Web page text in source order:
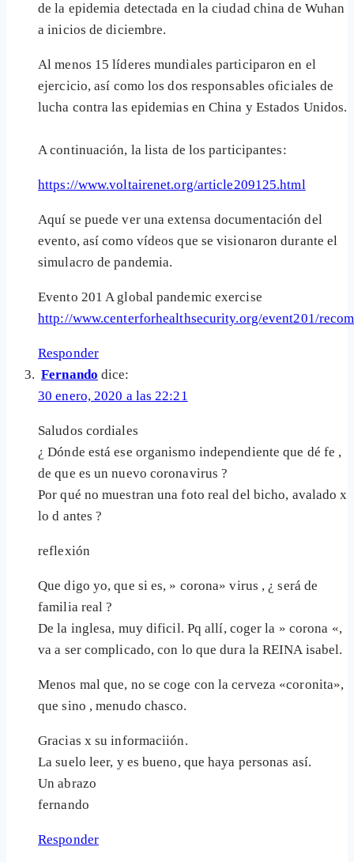
de la epidemia detectada en la ciudad china de ‎Wuhan
a inicios de diciembre.‎
Al menos 15 líderes mundiales participaron en el
ejercicio, así como los dos responsables ‎oficiales de
lucha contra las epidemias en China y Estados Unidos.
A continuación, la lista de los participantes:‎
https://www.voltairenet.org/article209125.html
Aquí se puede ver una extensa documentación del
evento, así como vídeos que se visionaron durante el
simulacro de pandemia.
Evento 201 A global pandemic exercise
http://www.centerforhealthsecurity.org/event201/
Responder
Fernando dice:
30 enero, 2020 a las 22:21
Saludos cordiales
¿ Dónde está ese organismo independiente que dé fe ,
de que es un nuevo coronavirus ?
Por qué no muestran una foto real del bicho, avalado x
lo d antes ?
reflexión
Que digo yo, que si es, » corona» virus , ¿ será de
familia real ?
De la inglesa, muy dificil. Pq allí, coger la » corona «,
va a ser complicado, con lo que dura la REINA isabel.
Menos mal que, no se coge con la cerveza «coronita»,
que sino , menudo chasco.
Gracias x su informaciión.
La suelo leer, y es bueno, que haya personas así.
Un abrazo
fernando
Responder